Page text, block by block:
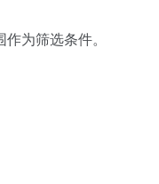
为筛选条件。